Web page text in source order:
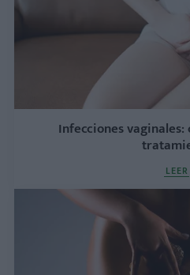
Infecciones vaginales:
LEER